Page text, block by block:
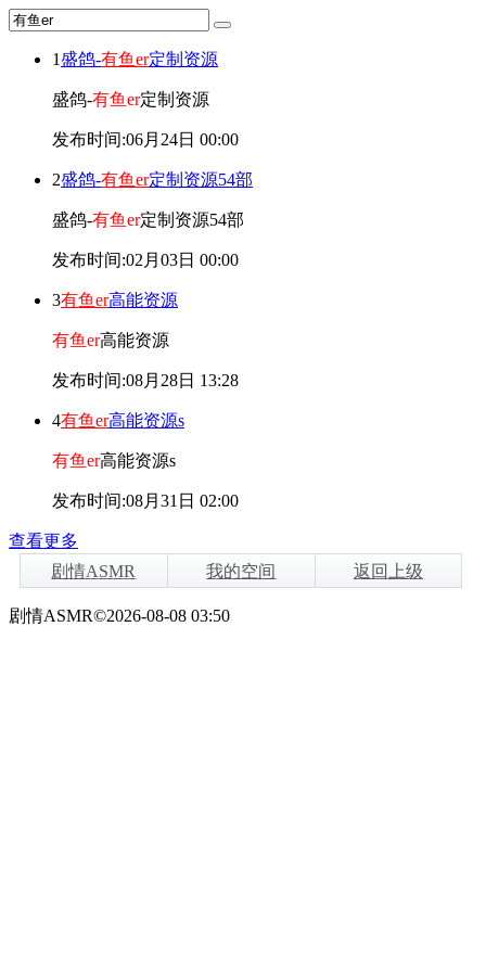
1 盛鸽-有鱼er定制资源
盛鸽-有鱼er定制资源
发布时间:06月24日 00:00
2盛鸽-有鱼er定制资源54部
盛鸽-有鱼er定制资源54部
发布时间:02月03日 00:00
3有鱼er高能资源
有鱼er高能资源
发布时间:08月28日 13:28
4有鱼er高能资源s
有鱼er高能资源s
发布时间:08月31日 02:00
查看更多
剧情ASMR
我的空间 返回上级
剧情ASMR©2026-08-08 03:50